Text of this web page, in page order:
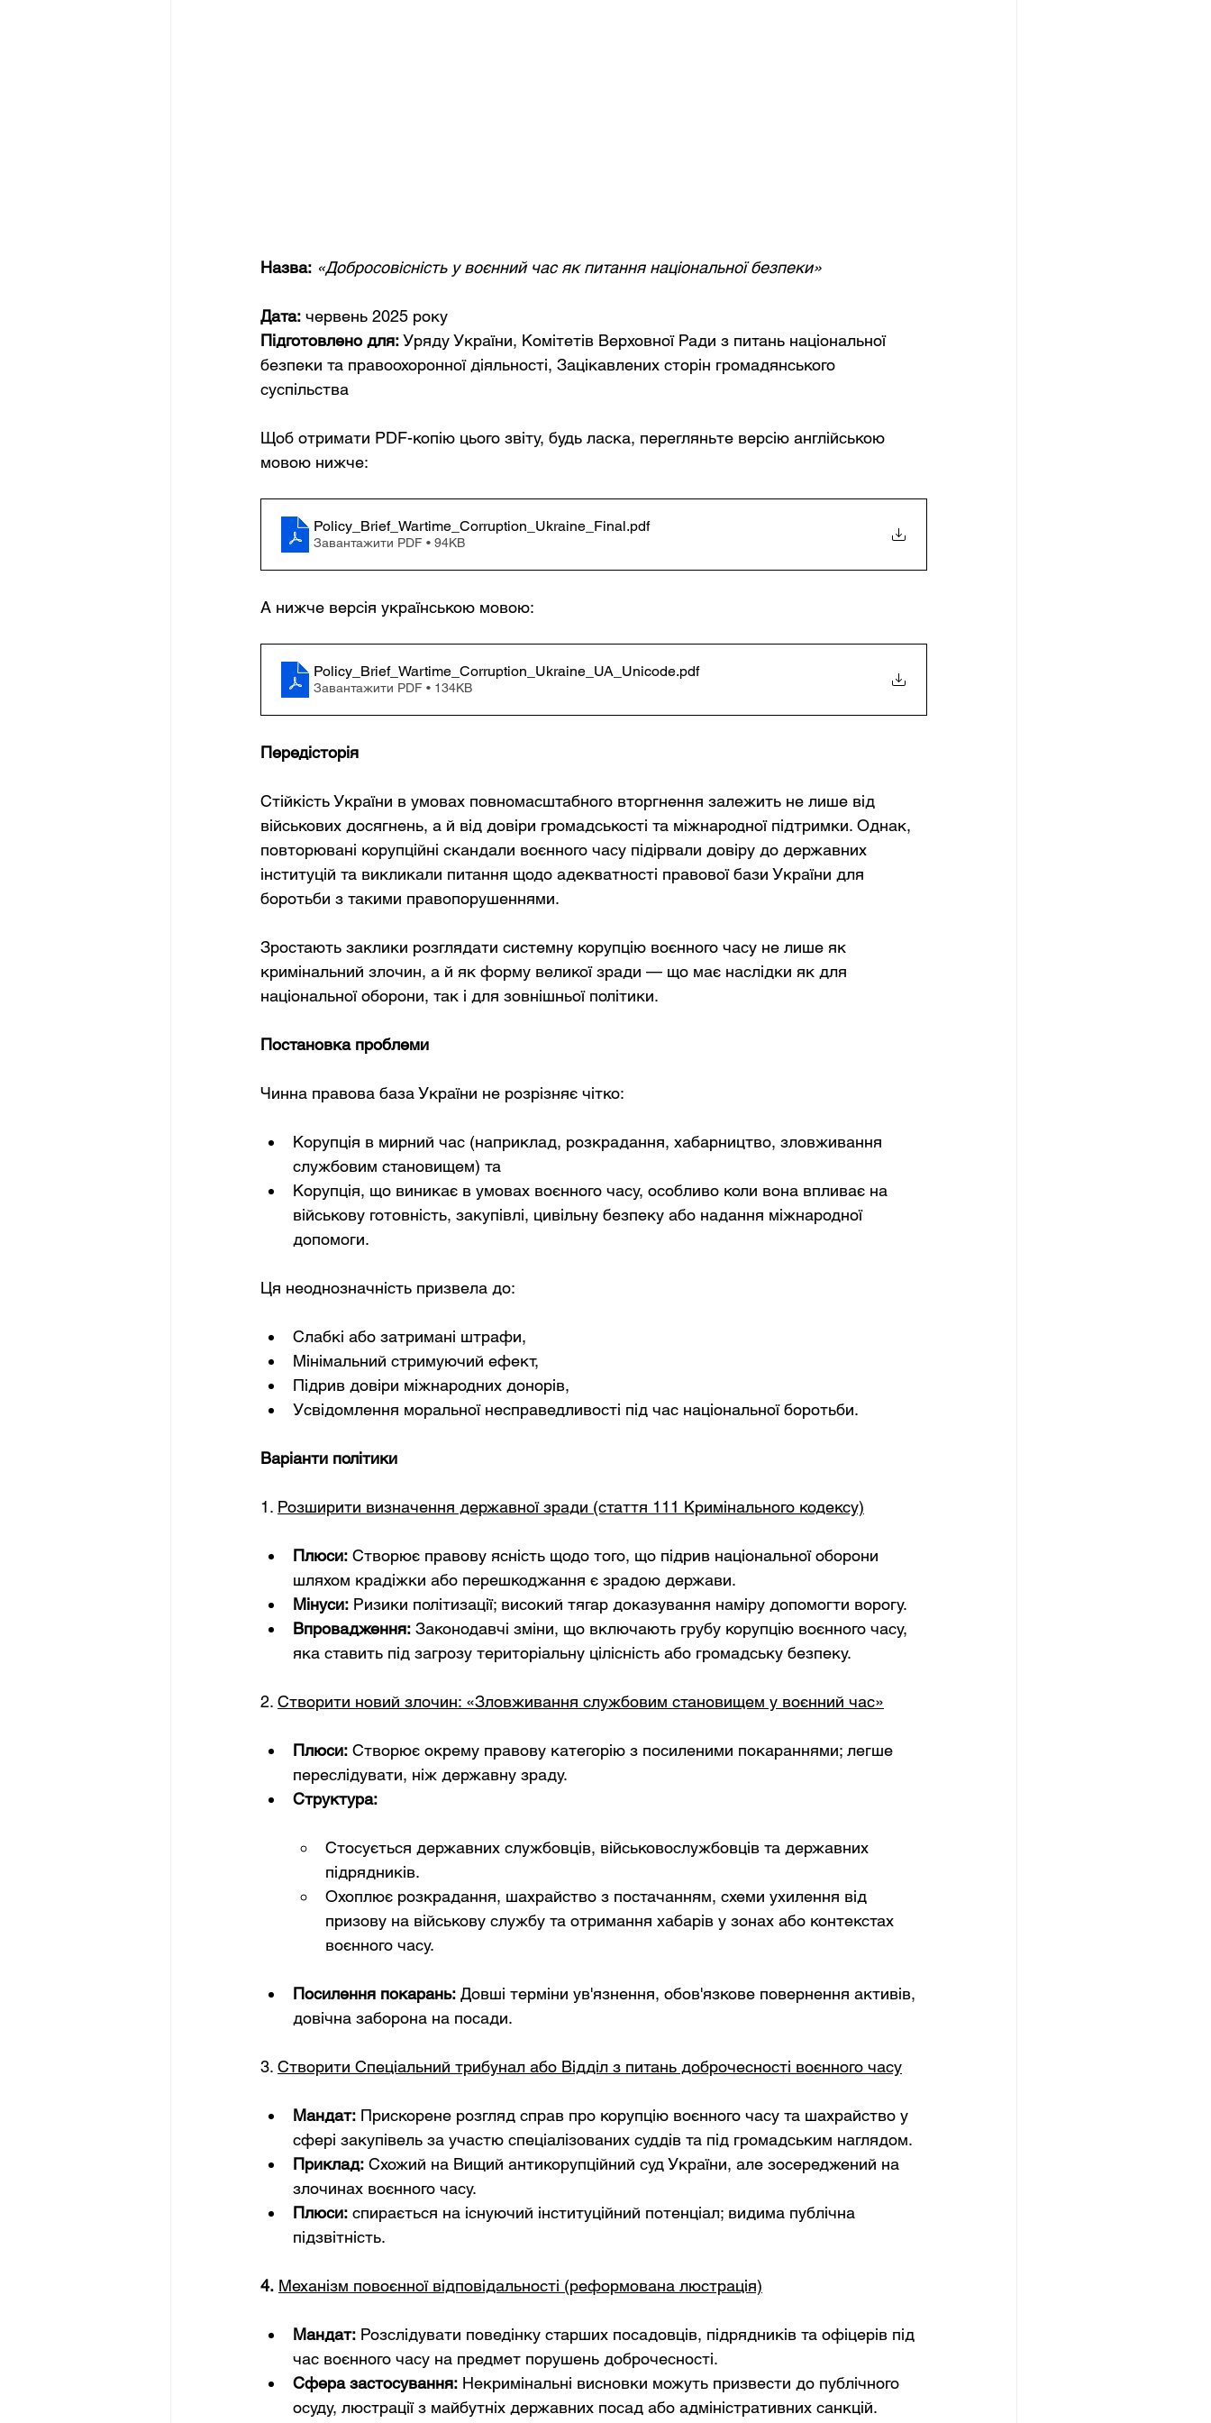
Назва: «Добросовісність у воєнний час як питання національної безпеки»
Дата: червень 2025 року
Підготовлено для:Уряду України, Комітетів Верховної Ради з питань національної
безпеки та правоохоронної діяльності, Зацікавлених сторін громадянського
суспільства
Щоб отримати PDF-копію цього звіту, будь ласка, перегляньте версію англійською
мовою нижче:
Policy_Brief_Wartime_Corruption_Ukraine_Final.pdf
Завантажити PDF • 94KB
А нижче версія українською мовою:
Policy_Brief_Wartime_Corruption_Ukraine_UA_Unicode.pdf
Завантажити PDF • 134KB
Передісторія
Стійкість України в умовах повномасштабного вторгнення залежить не лише від
військових досягнень, а й від довіри громадськості та міжнародної підтримки. Однак,
повторювані корупційні скандали воєнного часу підірвали довіру до державних
інституцій та викликали питання щодо адекватності правової бази України для
боротьби з такими правопорушеннями.
Зростають заклики розглядати системну корупцію воєнного часу не лише як
кримінальний злочин, а й як форму великої зради — що має наслідки як для
національної оборони, так і для зовнішньої політики.
Постановка проблеми
Чинна правова база України не розрізняє чітко:
Корупція в мирний час (наприклад, розкрадання, хабарництво, зловживання
службовим становищем) та
Корупція, що виникає в умовах воєнного часу, особливо коли вона впливає на
військову готовність, закупівлі, цивільну безпеку або надання міжнародної
допомоги.
Ця неоднозначність призвела до:
Слабкі або затримані штрафи,
Мінімальний стримуючий ефект,
Підрив довіри міжнародних донорів,
Усвідомлення моральної несправедливості під час національної боротьби.
Варіанти політики
1. Розширити визначення державної зради (стаття 111 Кримінального кодексу)
Плюси: Створює правову ясність щодо того, що підрив національної оборони
шляхом крадіжки або перешкоджання є зрадою держави.
Мінуси: Ризики політизації; високий тягар доказування наміру допомогти ворогу.
Впровадження: Законодавчі зміни, що включають грубу корупцію воєнного часу,
яка ставить під загрозу територіальну цілісність або громадську безпеку.
2. Створити новий злочин: «Зловживання службовим становищем у воєнний час»
Плюси: Створює окрему правову категорію з посиленими покараннями; легше
переслідувати, ніж державну зраду.
Структура:
Стосується державних службовців, військовослужбовців та державних
підрядників.
Охоплює розкрадання, шахрайство з постачанням, схеми ухилення від
призову на військову службу та отримання хабарів у зонах або контекстах
воєнного часу.
Посилення покарань: Довші терміни ув'язнення, обов'язкове повернення активів,
довічна заборона на посади.
3. Створити Спеціальний трибунал або Відділ з питань доброчесності воєнного часу
Мандат: Прискорене розгляд справ про корупцію воєнного часу та шахрайство у
сфері закупівель за участю спеціалізованих суддів та під громадським наглядом.
Приклад: Схожий на Вищий антикорупційний суд України, але зосереджений на
злочинах воєнного часу.
Плюси: спирається на існуючий інституційний потенціал; видима публічна
підзвітність.
4. Механізм повоєнної відповідальності (реформована люстрація)
Мандат: Розслідувати поведінку старших посадовців, підрядників та офіцерів під
час воєнного часу на предмет порушень доброчесності.
Сфера застосування: Некримінальні висновки можуть призвести до публічного
осуду, люстрації з майбутніх державних посад або адміністративних санкцій.